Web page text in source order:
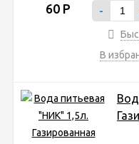
60 Р -
В